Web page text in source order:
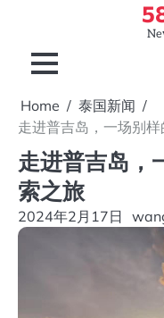
content
Home
泰国新闻
走进普吉岛，一场别
走进普吉岛，
索之旅
2024年2月17日